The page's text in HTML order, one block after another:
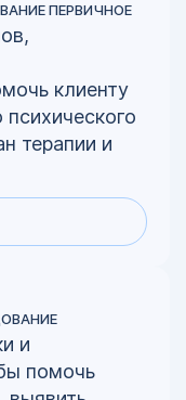
ПЕРВИЧНОЕ
клиенту
терапии и
и
помочь